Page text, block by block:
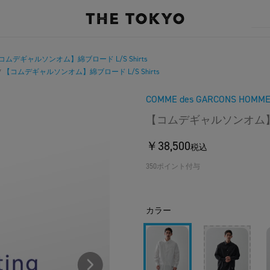
ムデギャルソンオム】綿ブロード L/S Shirts
【コムデギャルソンオム】綿ブロード L/S Shirts
COMME des GARCONS HOMME
【コムデギャルソンオ
￥38,500税込
350ポイント付与
カラー